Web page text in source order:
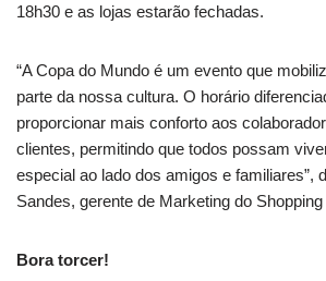
18h30 e as lojas estarão fechadas.
“A Copa do Mundo é um evento que
parte da nossa cultura. O horário
proporcionar mais conforto aos
clientes, permitindo que todos possam
especial ao lado dos amigos e familiares”,
Sandes, gerente de Marketing do
Bora torcer!